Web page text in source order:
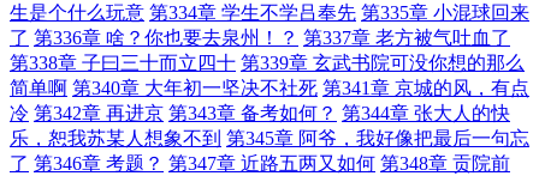
生是个什么玩意 第334章 学生不学吕奉先 第335章 小混球回来
了 第336章 啥？你也要去泉州！？ 第337章 老方被气吐血了
第338章 子曰三十而立四十 第339章 玄武书院可没你想的那么
简单啊 第340章 大年初一坚决不社死 第341章 京城的风，有点
冷 第342章 再进京 第343章 备考如何？ 第344章 张大人的快
乐，恕我苏某人想象不到 第345章 阿爷，我好像把最后一句忘
了 第346章 考题？ 第347章 近路五两又如何 第348章 贡院前